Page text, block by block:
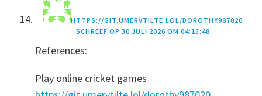
HTTPS://GIT.UMERVTILTE.LOL/DOROTHY987020
SCHREEF OP 30 JULI 2026 OM 04:15:48
References:
Play online cricket games